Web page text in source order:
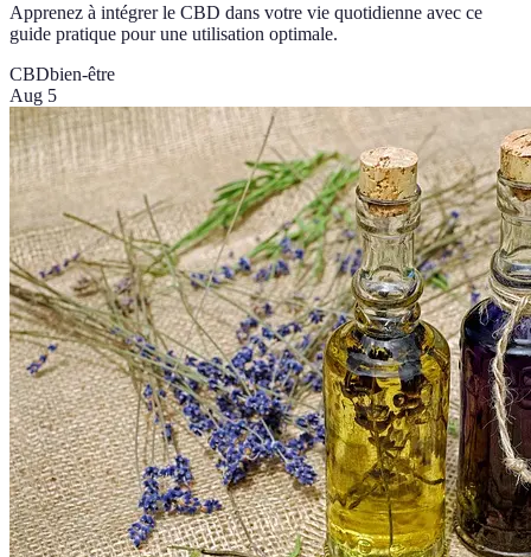
Apprenez à intégrer le CBD dans votre vie quotidienne avec ce
guide pratique pour une utilisation optimale.
CBDbien-être
Aug 5